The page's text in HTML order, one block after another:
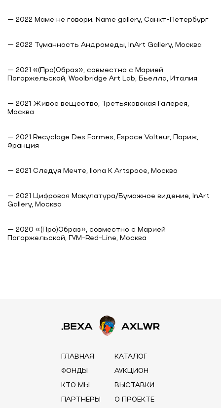
— 2022 Маме не говори. Name gallery, Санкт-Петербург
— 2022 Туманность Андромеды, InArt Gallery, Москва
— 2021 «(Про)Образ», совместно с Марией
Погоржельской, Woolbridge Art Lab, Бьелла, Италия
— 2021 Живое вещество, Третьяковская Галерея,
Москва
— 2021 Recyclage Des Formes, Espace Volteur, Париж,
Франция
— 2021 Следуя Мечте, Ilona K Artspace, Москва
— 2021 Цифровая Макулатура/Бумажное видение, InArt
Gallery, Москва
— 2020 «(Про)Образ», совместно с Марией
Погоржельской, ГУМ-Red-Line, Москва
ГЛАВНАЯ
КАТАЛОГ
ФОНДЫ
АУКЦИОН
КТО МЫ
ВЫСТАВКИ
ПАРТНЕРЫ
О ПРОЕКТЕ